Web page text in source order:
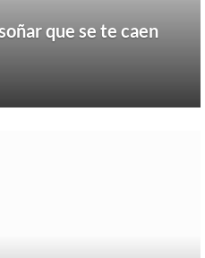
que se te caen